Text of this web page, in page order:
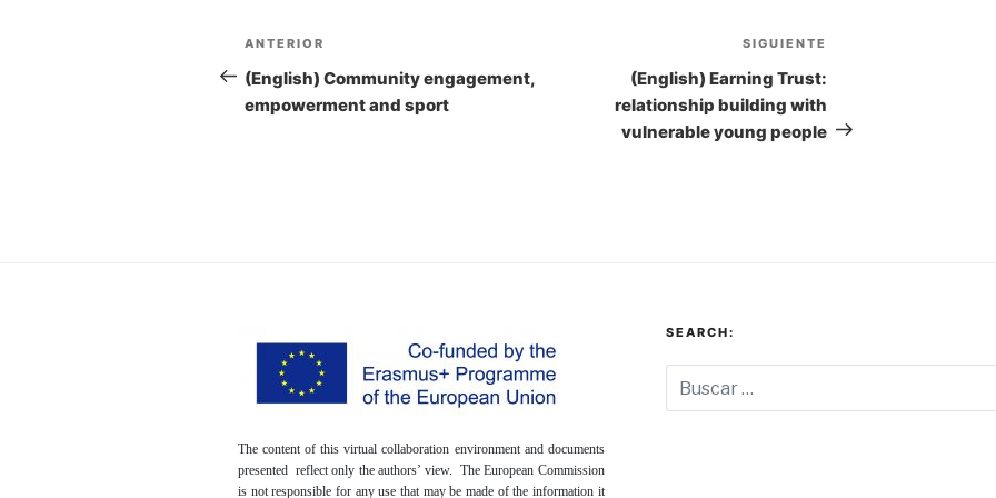
Navegación
de
entradas
Entrada
anterior:
ANTERIOR
(English) Community engagement,
empowerment and sport
SIGUIENTE
(English) Earning Trust:
relationship building with
vulnerable young people
The content of this virtual collaboration environment and documents
presented reflect only the authors’ view. The European Commission
is not responsible for any use that may be made of the information it
SEARCH: